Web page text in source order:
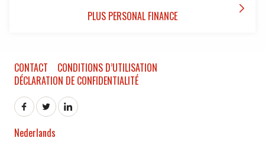
PLUS PERSONAL FINANCE 
CONTACT
CONDITIONS D’UTILISATION
DÉCLARATION DE CONFIDENTIALITÉ
Nederlands